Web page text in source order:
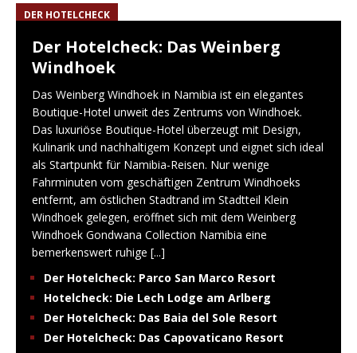
DER HOTELCHECK
Der Hotelcheck: Das Weinberg
Windhoek
Das Weinberg Windhoek in Namibia ist ein elegantes
Boutique-Hotel unweit des Zentrums von Windhoek.
Das luxuriöse Boutique-Hotel überzeugt mit Design,
Kulinarik und nachhaltigem Konzept und eignet sich ideal
als Startpunkt für Namibia-Reisen. Nur wenige
Fahrminuten vom geschäftigen Zentrum Windhoeks
entfernt, am östlichen Stadtrand im Stadtteil Klein
Windhoek gelegen, eröffnet sich mit dem Weinberg
Windhoek Gondwana Collection Namibia eine
bemerkenswert ruhige [...]
Der Hotelcheck: Parco San Marco Resort
Hotelcheck: Die Lech Lodge am Arlberg
Der Hotelcheck: Das Baia del Sole Resort
Der Hotelcheck: Das Capovaticano Resort